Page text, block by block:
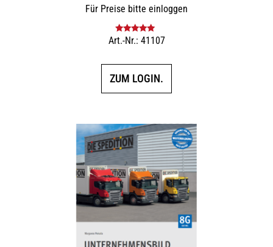
Für Preise bitte einloggen
Bewertet mit
Art.-Nr.: 41107
ZUM LOGIN.